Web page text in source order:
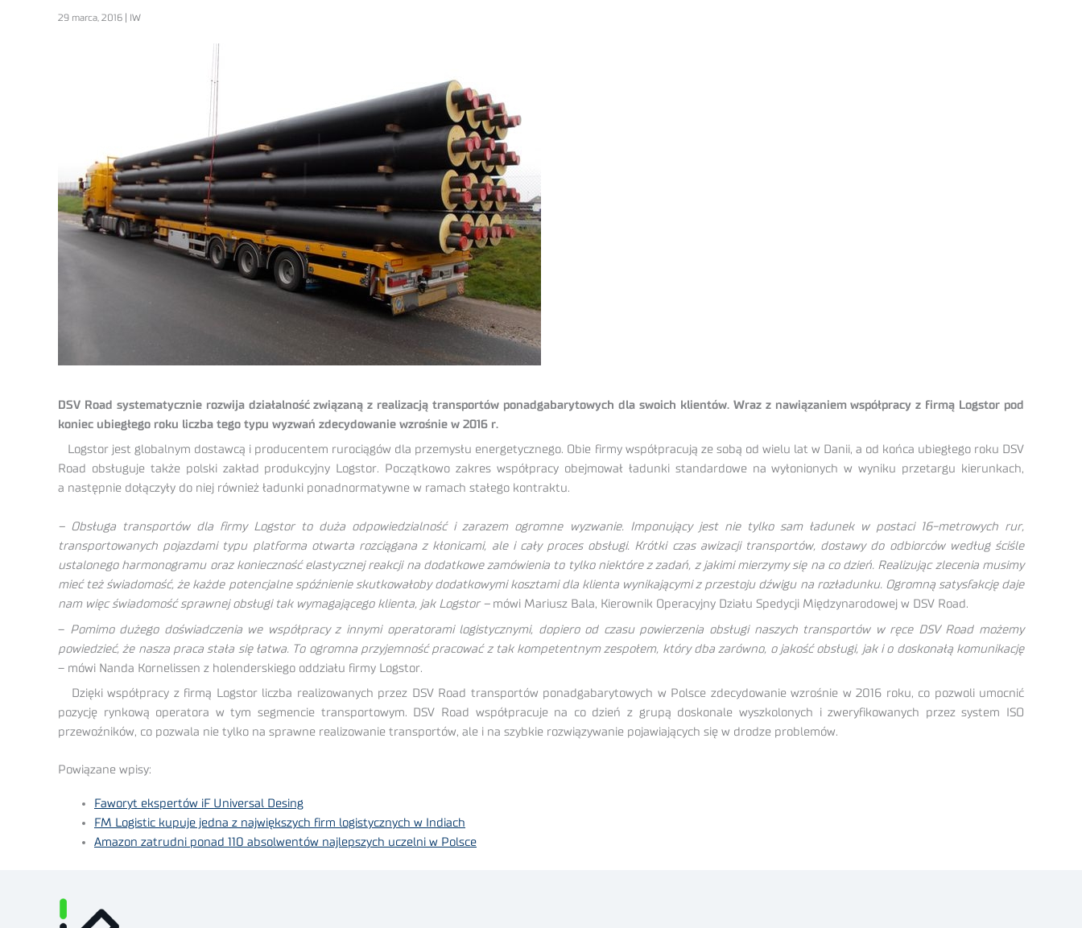
29 marca, 2016 | IW
DSV Road systematycznie rozwija działalność związaną z realizacją transportów ponadgabarytowych dla swoich klientów. Wraz z nawiązaniem współpracy z firmą Logstor pod
koniec ubiegłego roku liczba tego typu wyzwań zdecydowanie wzrośnie w 2016 r.
Logstor jest globalnym dostawcą i producentem rurociągów dla przemysłu energetycznego. Obie firmy współpracują ze sobą od wielu lat w Danii, a od końca ubiegłego roku DSV
Road obsługuje także polski zakład produkcyjny Logstor. Początkowo zakres współpracy obejmował ładunki standardowe na wyłonionych w wyniku przetargu kierunkach,
a następnie dołączyły do niej również ładunki ponadnormatywne w ramach stałego kontraktu.
– Obsługa transportów dla firmy Logstor to duża odpowiedzialność i zarazem ogromne wyzwanie. Imponujący jest nie tylko sam ładunek w postaci 16-metrowych rur,
transportowanych pojazdami typu platforma otwarta rozciągana z kłonicami, ale i cały proces obsługi. Krótki czas awizacji transportów, dostawy do odbiorców według ściśle
ustalonego harmonogramu oraz konieczność elastycznej reakcji na dodatkowe zamówienia to tylko niektóre z zadań, z jakimi mierzymy się na co dzień. Realizując zlecenia musimy
mieć też świadomość, że każde potencjalne spóźnienie skutkowałoby dodatkowymi kosztami dla klienta wynikającymi z przestoju dźwigu na rozładunku. Ogromną satysfakcję daje
nam więc świadomość sprawnej obsługi tak wymagającego klienta, jak Logstor –mówi Mariusz Bala, Kierownik Operacyjny Działu Spedycji Międzynarodowej w DSV Road.
– Pomimo dużego doświadczenia we współpracy z innymi operatorami logistycznymi, dopiero od czasu powierzenia obsługi naszych transportów w ręce DSV Road możemy
powiedzieć, że nasza praca stała się łatwa. To ogromna przyjemność pracować z tak kompetentnym zespołem, który dba zarówno, o jakość obsługi, jak i o doskonałą komunikację
– mówi Nanda Kornelissen z holenderskiego oddziału firmy Logstor.
Dzięki współpracy z firmą Logstor liczba realizowanych przez DSV Road transportów ponadgabarytowych w Polsce zdecydowanie wzrośnie w 2016 roku, co pozwoli umocnić
pozycję rynkową operatora w tym segmencie transportowym. DSV Road współpracuje na co dzień z grupą doskonale wyszkolonych i zweryfikowanych przez system ISO
przewoźników, co pozwala nie tylko na sprawne realizowanie transportów, ale i na szybkie rozwiązywanie pojawiających się w drodze problemów.
Powiązane wpisy:
Faworyt ekspertów iF Universal Desing
FM Logistic kupuje jedna z największych firm logistycznych w Indiach
Amazon zatrudni ponad 110 absolwentów najlepszych uczelni w Polsce